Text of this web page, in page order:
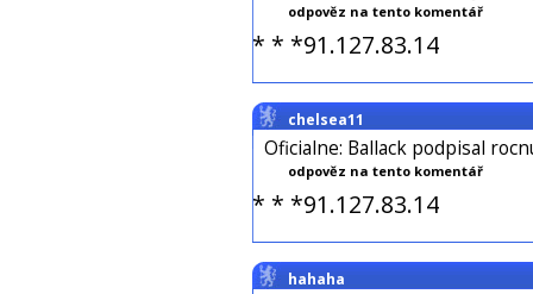
odpověz na tento komentář
* * *91.127.83.14
chelsea11
Oficialne: Ballack podpisal
odpověz na tento komentář
* * *91.127.83.14
hahaha